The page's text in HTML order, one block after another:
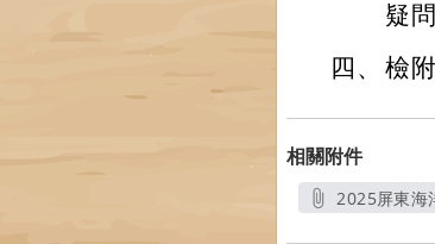
疑
四、 檢
相關附件
2025屏東海